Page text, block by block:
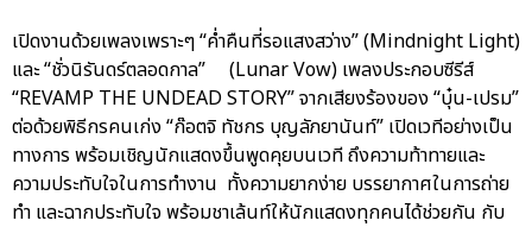
เปิดงานด้วยเพลงเพราะๆ “ค่ำคืนที่รอแสงสว่าง” (Mindnight Light)
และ “ชั่วนิรันดร์ตลอดกาล” (Lunar Vow) เพลงประกอบซีรีส์
“REVAMP THE UNDEAD STORY” จากเสียงร้องของ “บุ๋น-เปรม”
ต่อด้วยพิธีกรคนเก่ง “ก๊อตจิ ทัชกร บุญลัภยานันท์” เปิดเวทีอย่างเป็น
ทางการ พร้อมเชิญนักแสดงขึ้นพูดคุยบนเวที ถึงความท้าทายและ
ความประทับใจในการทำงาน ทั้งความยากง่าย บรรยากาศในการถ่าย
ทำ และฉากประทับใจ พร้อมชาเล้นท์ให้นักแสดงทุกคนได้ช่วยกัน กับ